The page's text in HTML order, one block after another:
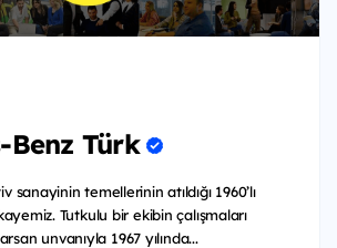
Benz Türk
sanayinin temellerinin atıldığı 1960’lı
Tutkulu bir ekibin çalışmaları
unvanıyla 1967 yılında...